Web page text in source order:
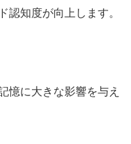
認知度が向上します。
憶に大きな影響を与え